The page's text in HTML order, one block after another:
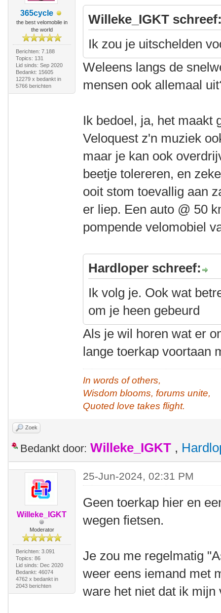
365cycle
the best velomobile in
the world
Berichten: 7.188
Topics: 131
Lid sinds: Sep 2020
Bedankt: 15605
12279 x bedankt in
5766 berichten
Willeke_IGKT
Ik zou je uitschelden
Weleens langs de
mensen ook allemaal
Ik bedoel, ja, het maakt
Veloquest z'n muziek
maar je kan ook
beetje tolereren, en
ooit stom toevallig aan
er liep. Een auto @ 50
pompende velomobiel
Hardloper schreef:
Ik volg je. Ook wat
om je heen gebeurd
Als je wil horen wat er
lange toerkap voortaan
In words of others,
Wisdom blooms, forums unite,
Quoted love takes flight.
Zoek
Bedankt door: Willeke_IGKT ,
Willeke_IGKT
Moderator
Berichten: 3.091
Topics: 86
Lid sinds: Dec 2020
Bedankt: 46074
4762 x bedankt in
2043 berichten
25-Jun-2024, 02:31 PM
Geen toerkap hier en
wegen fietsen.
Je zou me regelmatig
weer eens iemand met
ware het niet dat ik mijn